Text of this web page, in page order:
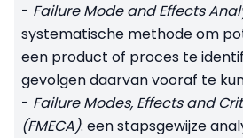
- Failure Mode and Effects
systematische methode om
een product of proces te
gevolgen daarvan vooraf te
- Failure Modes, Effects and
(FMECA): een stapsgewijze